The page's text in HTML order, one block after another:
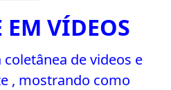
EM VÍDEOS
de videos e
, mostrando como